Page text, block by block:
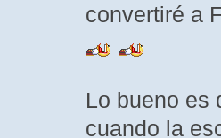
convertiré a
Lo bueno es
cuando la